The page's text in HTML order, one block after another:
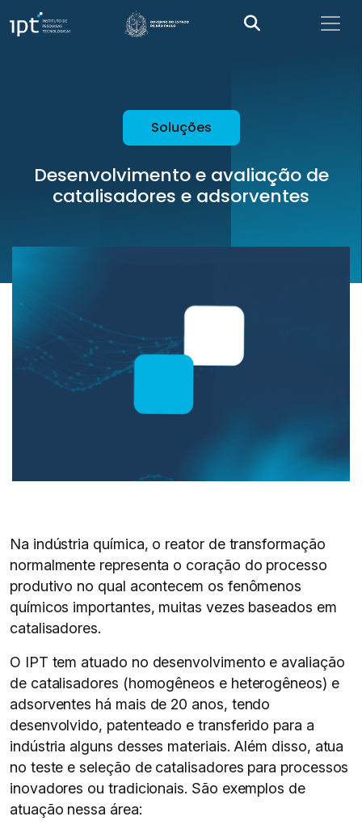
Soluções
Desenvolvimento e avaliação de
catalisadores e adsorventes
Na indústria química, o reator de transformação
normalmente representa o coração do processo
produtivo no qual acontecem os fenômenos
químicos importantes, muitas vezes baseados em
catalisadores.
O IPT tem atuado no desenvolvimento e avaliação
de catalisadores (homogêneos e heterogêneos) e
adsorventes há mais de 20 anos, tendo
desenvolvido, patenteado e transferido para a
indústria alguns desses materiais. Além disso, atua
no teste e seleção de catalisadores para processos
inovadores ou tradicionais. São exemplos de
atuação nessa área: